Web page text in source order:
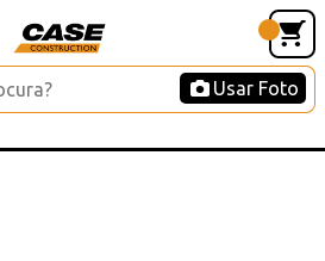
Usar Foto